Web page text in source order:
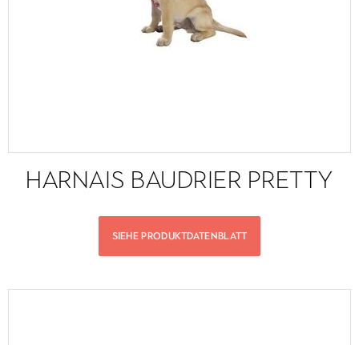
HARNAIS BAUDRIER PRETTY
SIEHE PRODUKTDATENBLATT